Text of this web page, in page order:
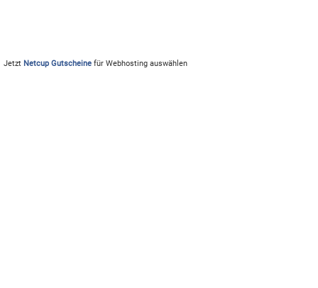
Jetzt Netcup Gutscheine für Webhosting auswählen